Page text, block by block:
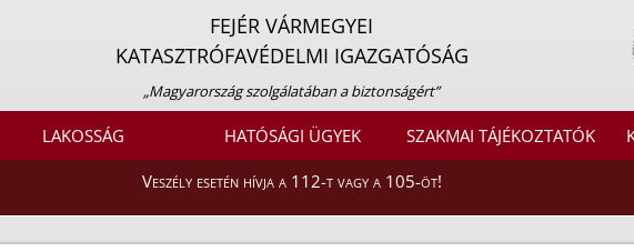
FEJÉR VÁRMEGYEI
KATASZTRÓFAVÉDELMI IGAZGATÓSÁG
„Magyarország szolgálatában a biztonságért”
LAKOSSÁG HATÓSÁGI ÜGYEK SZAKMAI TÁJÉKOZTATÓK
Veszély esetén hívja a 112-t vagy a 105-öt!